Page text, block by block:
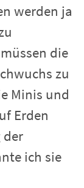
werden ja
die
zu
Minis und
Erden
der
ich sie